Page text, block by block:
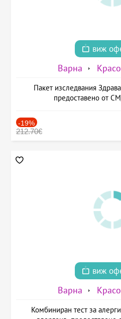
виж
Варна
Пакет изследвания
предоставено от
-19%
212.70€
виж
Варна
Комбиниран тест за